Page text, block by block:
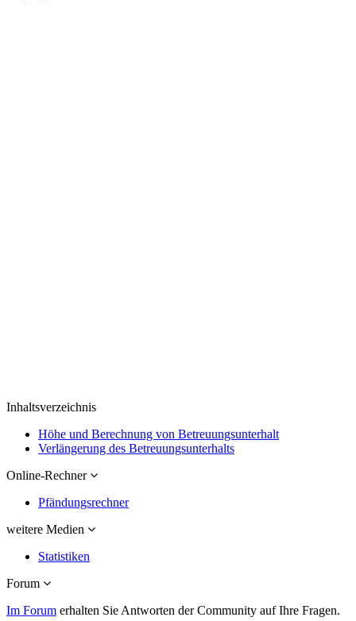
Inhaltsverzeichnis
Höhe und Berechnung von Betreuungsunterhalt
Verlängerung des Betreuungsunterhalts
Online-Rechner
Pfändungsrechner
weitere Medien
Statistiken
Forum
Im Forum erhalten Sie Antworten der Community auf Ihre Fragen.